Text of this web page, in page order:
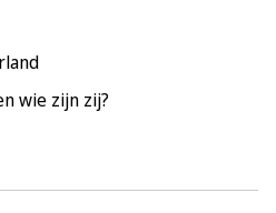
wie zijn zij?